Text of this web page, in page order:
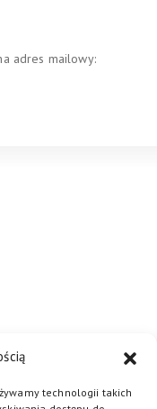
technologii takich
adres mailowy: